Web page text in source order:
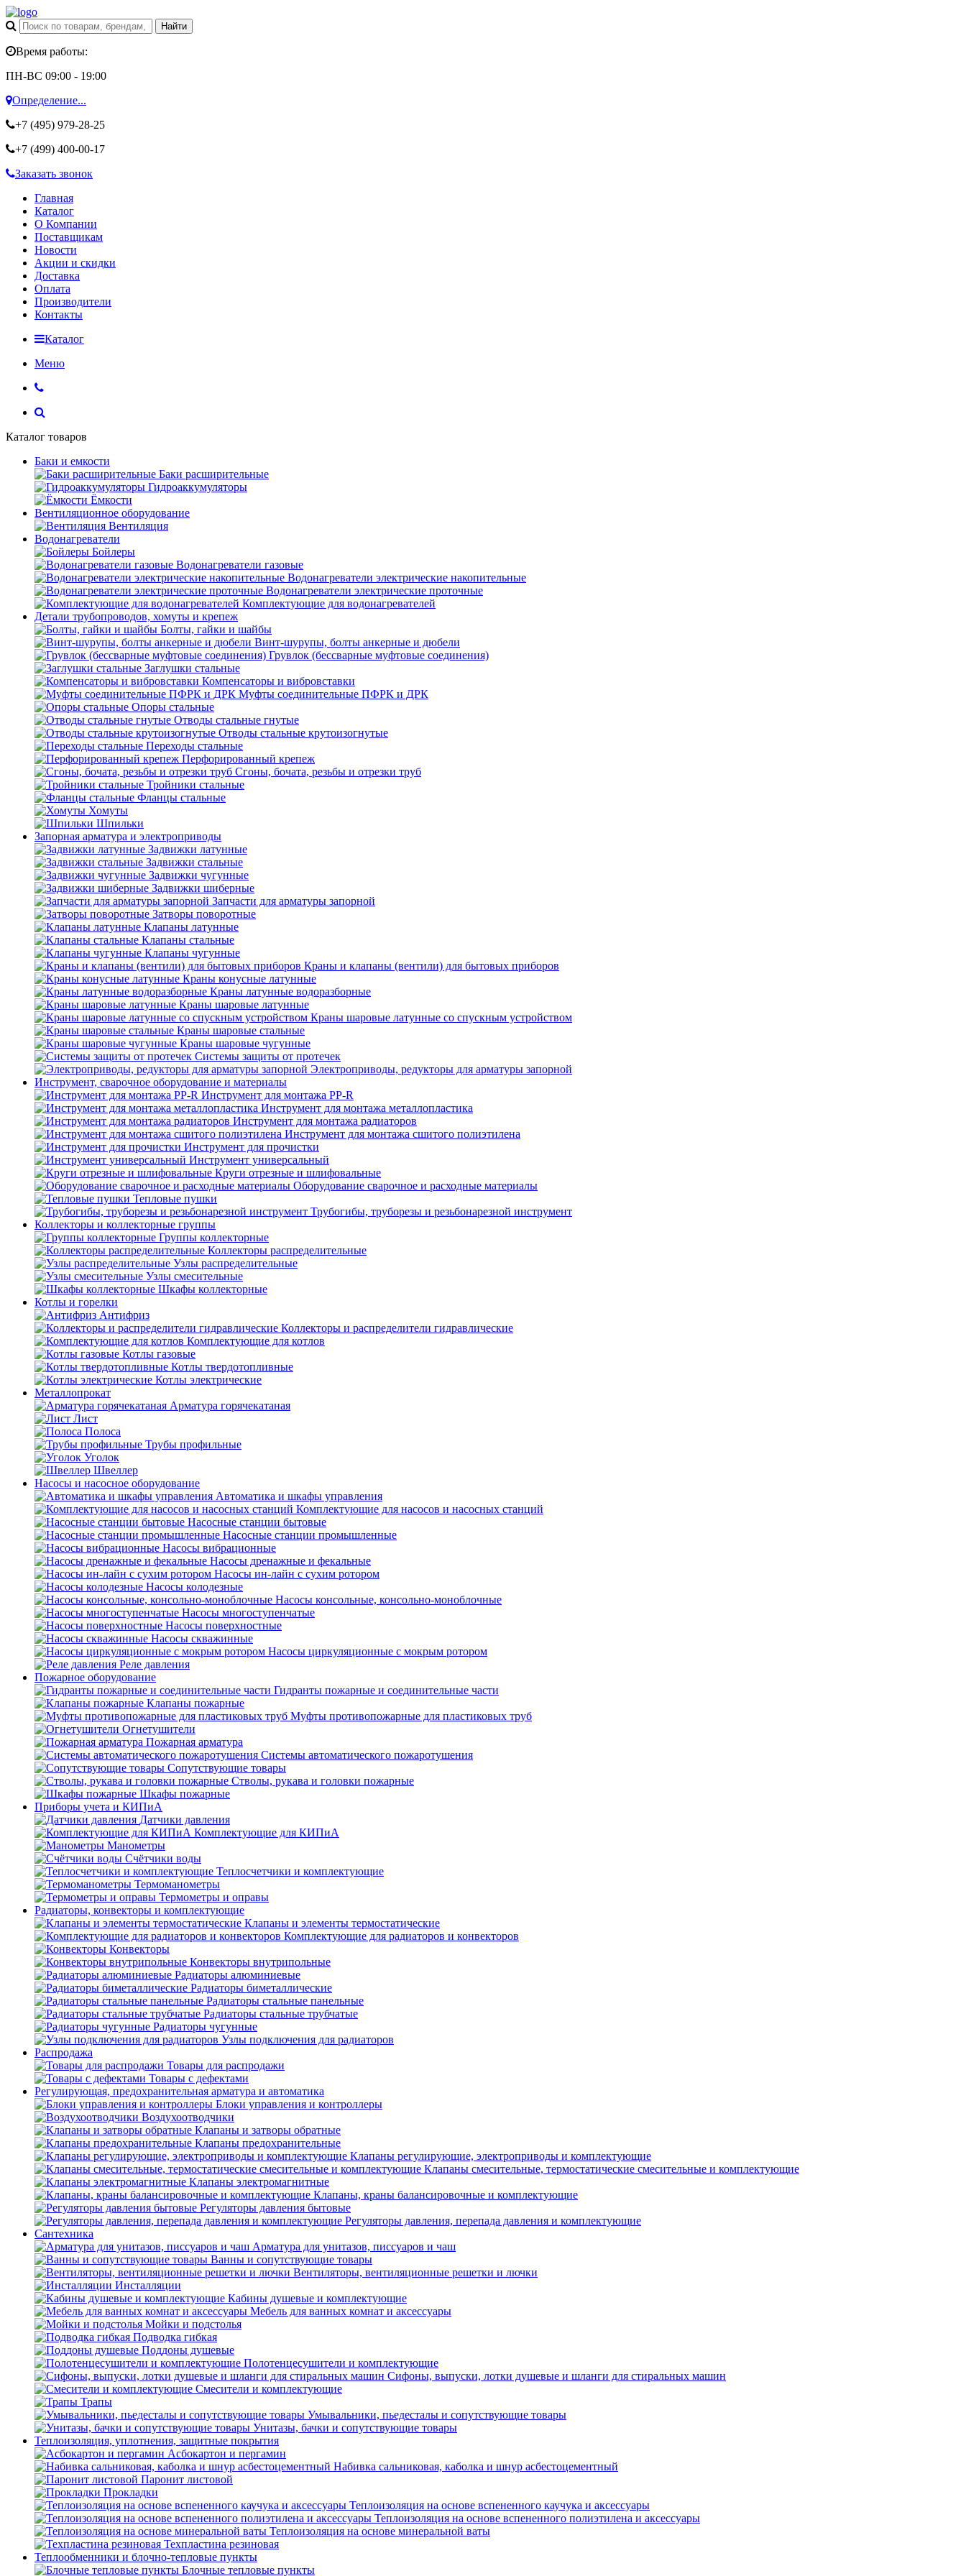
Время работы:
ПН-ВС 09:00 - 19:00
Определение...
+7 (495) 979-28-25
+7 (499) 400-00-17
Заказать звонок
Главная
Каталог
О Компании
Поставщикам
Новости
Акции и скидки
Доставка
Оплата
Производители
Контакты
Каталог
Меню
Каталог товаров
Баки и емкости
Баки расширительные
Гидроаккумуляторы
Ёмкости
Вентиляционное оборудование
Вентиляция
Водонагреватели
Бойлеры
Водонагреватели газовые
Водонагреватели электрические накопительные
Водонагреватели электрические проточные
Комплектующие для водонагревателей
Детали трубопроводов, хомуты и крепеж
Болты, гайки и шайбы
Винт-шурупы, болты анкерные и дюбели
Грувлок (бессварные муфтовые соединения)
Заглушки стальные
Компенсаторы и вибровставки
Муфты соединительные ПФРК и ДРК
Опоры стальные
Отводы стальные гнутые
Отводы стальные крутоизогнутые
Переходы стальные
Перфорированный крепеж
Сгоны, бочата, резьбы и отрезки труб
Тройники стальные
Фланцы стальные
Хомуты
Шпильки
Запорная арматура и электроприводы
Задвижки латунные
Задвижки стальные
Задвижки чугунные
Задвижки шиберные
Запчасти для арматуры запорной
Затворы поворотные
Клапаны латунные
Клапаны стальные
Клапаны чугунные
Краны и клапаны (вентили) для бытовых приборов
Краны конусные латунные
Краны латунные водоразборные
Краны шаровые латунные
Краны шаровые латунные со спускным устройством
Краны шаровые стальные
Краны шаровые чугунные
Системы защиты от протечек
Электроприводы, редукторы для арматуры запорной
Инструмент, сварочное оборудование и материалы
Инструмент для монтажа PP-R
Инструмент для монтажа металлопластика
Инструмент для монтажа радиаторов
Инструмент для монтажа сшитого полиэтилена
Инструмент для прочистки
Инструмент универсальный
Круги отрезные и шлифовальные
Оборудование сварочное и расходные материалы
Тепловые пушки
Трубогибы, труборезы и резьбонарезной инструмент
Коллекторы и коллекторные группы
Группы коллекторные
Коллекторы распределительные
Узлы распределительные
Узлы смесительные
Шкафы коллекторные
Котлы и горелки
Антифриз
Коллекторы и распределители гидравлические
Комплектующие для котлов
Котлы газовые
Котлы твердотопливные
Котлы электрические
Металлопрокат
Арматура горячекатаная
Лист
Полоса
Трубы профильные
Уголок
Швеллер
Насосы и насосное оборудование
Автоматика и шкафы управления
Комплектующие для насосов и насосных станций
Насосные станции бытовые
Насосные станции промышленные
Насосы вибрационные
Насосы дренажные и фекальные
Насосы ин-лайн с сухим ротором
Насосы колодезные
Насосы консольные, консольно-моноблочные
Насосы многоступенчатые
Насосы поверхностные
Насосы скважинные
Насосы циркуляционные с мокрым ротором
Реле давления
Пожарное оборудование
Гидранты пожарные и соединительные части
Клапаны пожарные
Муфты противопожарные для пластиковых труб
Огнетушители
Пожарная арматура
Системы автоматического пожаротушения
Сопутствующие товары
Стволы, рукава и головки пожарные
Шкафы пожарные
Приборы учета и КИПиА
Датчики давления
Комплектующие для КИПиА
Манометры
Счётчики воды
Теплосчетчики и комплектующие
Термоманометры
Термометры и оправы
Радиаторы, конвекторы и комплектующие
Клапаны и элементы термостатические
Комплектующие для радиаторов и конвекторов
Конвекторы
Конвекторы внутрипольные
Радиаторы алюминиевые
Радиаторы биметаллические
Радиаторы стальные панельные
Радиаторы стальные трубчатые
Радиаторы чугунные
Узлы подключения для радиаторов
Распродажа
Товары для распродажи
Товары с дефектами
Регулирующая, предохранительная арматура и автоматика
Блоки управления и контроллеры
Воздухоотводчики
Клапаны и затворы обратные
Клапаны предохранительные
Клапаны регулирующие, электроприводы и комплектующие
Клапаны смесительные, термостатические смесительные и комплектующие
Клапаны электромагнитные
Клапаны, краны балансировочные и комплектующие
Регуляторы давления бытовые
Регуляторы давления, перепада давления и комплектующие
Сантехника
Арматура для унитазов, писсуаров и чаш
Ванны и сопутствующие товары
Вентиляторы, вентиляционные решетки и лючки
Инсталляции
Кабины душевые и комплектующие
Мебель для ванных комнат и аксессуары
Мойки и подстолья
Подводка гибкая
Поддоны душевые
Полотенцесушители и комплектующие
Сифоны, выпуски, лотки душевые и шланги для стиральных машин
Смесители и комплектующие
Трапы
Умывальники, пьедесталы и сопутствующие товары
Унитазы, бачки и сопутствующие товары
Теплоизоляция, уплотнения, защитные покрытия
Асбокартон и пергамин
Набивка сальниковая, каболка и шнур асбестоцементный
Паронит листовой
Прокладки
Теплоизоляция на основе вспененного каучука и аксессуары
Теплоизоляция на основе вспененного полиэтилена и аксессуары
Теплоизоляция на основе минеральной ваты
Техпластина резиновая
Теплообменники и блочно-тепловые пункты
Блочные тепловые пункты